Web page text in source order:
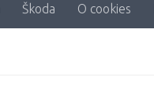
Škoda O cookies